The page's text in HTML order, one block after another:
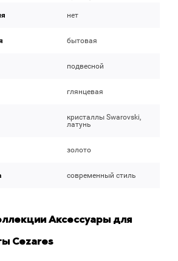
нет
бытовая
подвесной
глянцевая
кристаллы Swarovski,
латунь
золото
современный стиль
Аксессуары для
Cezares